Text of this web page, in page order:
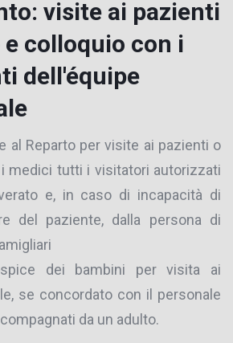
visite ai pazienti
colloquio con i
dell'équipe
al Reparto per visite ai pazienti o
medici tutti i visitatori autorizzati
e, in caso di incapacità di
del paziente, dalla persona di
dei bambini per visita ai
se concordato con il personale
da un adulto.